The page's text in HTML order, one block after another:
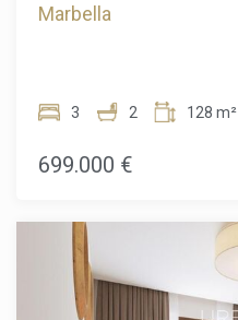
Marbella
3 2 128 m²
699.000 €